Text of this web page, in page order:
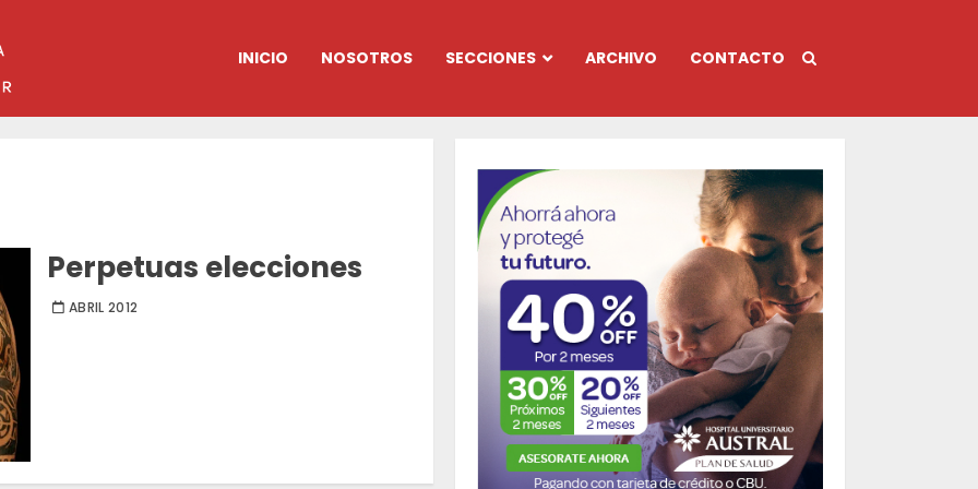
INICIO NOSOTROS SECCIONES ARCHIVO CONTACTO
Perpetuas elecciones
ABRIL 2012